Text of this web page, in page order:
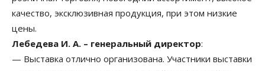
качество, эксклюзивная продукция, при этом низкие
цены.
Лебедева И. А. – генеральный директор:
— Выставка отлично организована. Участники выставки